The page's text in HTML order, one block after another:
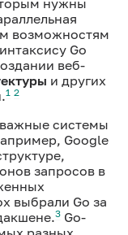
возможностям
Go
веб-
и других
1 2
системы
Google
запросов в
выбрали Go за
3 Go-